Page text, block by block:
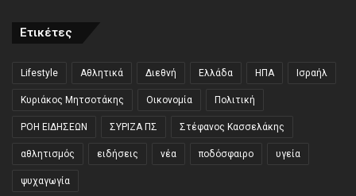
Ετικέτες
Lifestyle Αθλητικά Διεθνή Ελλάδα ΗΠΑ Ισραήλ
Κυριάκος Μητσοτάκης Οικονομία Πολιτική
ΡΟΗ ΕΙΔΗΣΕΩΝ ΣΥΡΙΖΑ ΠΣ Στέφανος Κασσελάκης
αθλητισμός ειδήσεις νέα ποδόσφαιρο υγεία
ψυχαγωγία